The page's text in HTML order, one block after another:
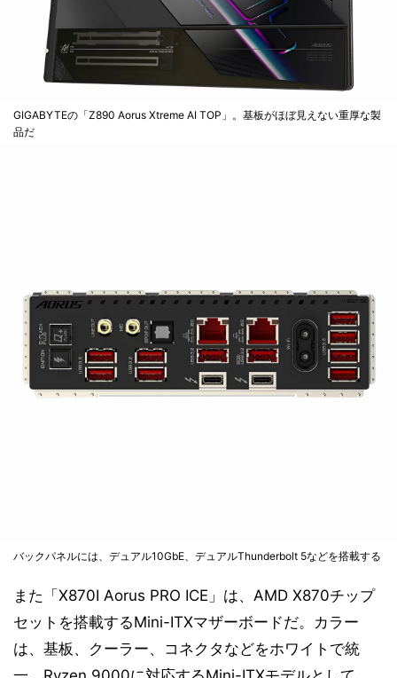
GIGABYTEの「Z890 Aorus Xtreme AI TOP」。基板がほぼ見えない重厚な製
品だ
バックパネルには、デュアル10GbE、デュアルThunderbolt 5などを搭載する
また「X870I Aorus PRO ICE」は、AMD X870チップ
セットを搭載するMini-ITXマザーボードだ。カラー
は、基板、クーラー、コネクタなどをホワイトで統